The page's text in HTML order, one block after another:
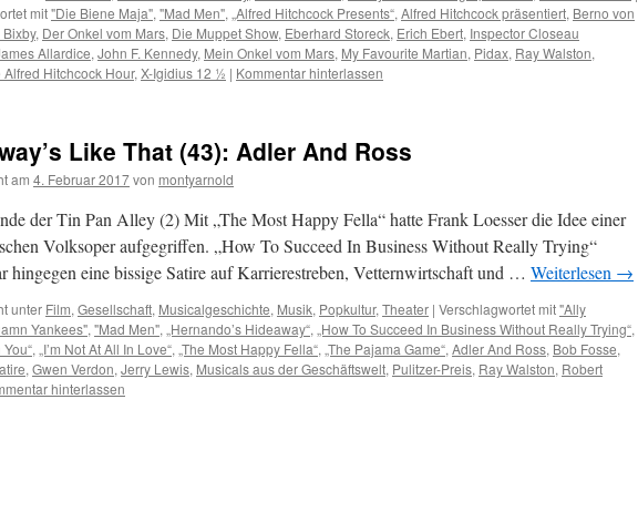
mit"Die Biene Maja", "Mad Men", „Alfred Hitchcock Presents“, Alfred Hitchcock präsentiert, Berno von
Bixby, Der Onkel vom Mars, Die Muppet Show, Eberhard Storeck, Erich Ebert, Inspector Closeau
Allardice, John F. Kennedy, Mein Onkel vom Mars, My Favourite Martian, Pidax, Ray Walston,
Alfred Hitchcock Hour, X-Igidius 12 ½ | Kommentar hinterlassen
Like That (43): Adler And Ross
am 4. Februar 2017von montyarnold
der Tin Pan Alley (2) Mit „The Most Happy Fella“ hatte Frank Loesser die Idee einer
Volksoper aufgegriffen. „How To Succeed In Business Without Really Trying“
hingegen eine bissige Satire auf Karrierestreben, Vetternwirtschaft und … Weiterlesen →
unter Film, Gesellschaft, Musicalgeschichte, Musik, Popkultur, Theater | Verschlagwortet mit"Ally
Yankees", "Mad Men", „Hernando’s Hideaway“, „How To Succeed In Business Without Really Trying“,
You“, „I’m Not At All In Love“, „The Most Happy Fella“, „The Pajama Game“, Adler And Ross, Bob Fosse,
, Gwen Verdon, Jerry Lewis, Musicals aus der Geschäftswelt, Pulitzer-Preis, Ray Walston, Robert
hinterlassen